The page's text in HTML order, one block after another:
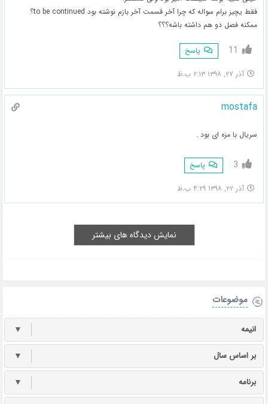
فقط یچیز برام سواله که چرا آخر قسمت آخر بازم نوشته بود to be continued؟
ممکنه فصل دو هم داشته باشه؟؟؟
11 پاسخ
آذر ۲۷, ۱۳۹۸ ۲:۱۳ ب.ظ
mostafa
سریال با مزه ای بود .
3 پاسخ
آذر ۲۲, ۱۳۹۸ ۴:۲۹ ب.ظ
نمایش دیدگاه های بیشتر
موضوعات
انیمه ▼
بر اساس سال ▼
برنامه ▼